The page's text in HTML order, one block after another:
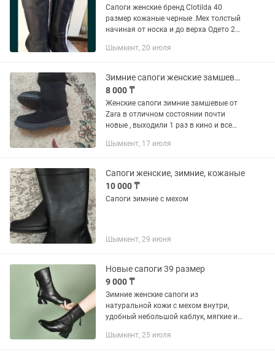
Сапоги женские бренд Clotilda 40
размер кожаные черные .Мех толстый
начиная от носка и до верха Одето 2
.Каблук классика ,очень теплые .
Шымкент, 20 июля
Зимние сапоги женские замшевые в отличном состоянии
8 000 ₸
Женские сапоги зимние замшевые от
Zara в отличном состоянии почти
новые , выходили 1 раз в кино и все
15 000 тенге, есть уступка в цене.
Шымкент, 17 июля
Сапоги женские, зимние, кожаные
10 000 ₸
Сапоги зимние с мехом
Шымкент, 29 июня
Новые сапоги 39 размер
9 000 ₸
Зимние женские сапоги из
натуральной кожи с мехом внутри,
удобный небольшой каблук, мягкие и
среднюю стопу и голень), ц. 9000 тг
Шымкент, 25 июля